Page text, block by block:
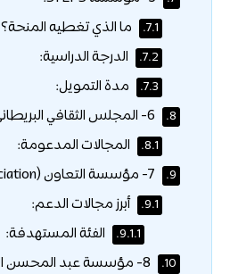
7.1. ما الذي تغطيه المنحة؟
7.2. الدرجة الدراسية:
7.3. مدة التمويل:
8.
8.1. المجالات المدعومة:
9.
9.1. أبرز مجالات الدعم:
9.1.1. الفئة المستهدفة:
10.